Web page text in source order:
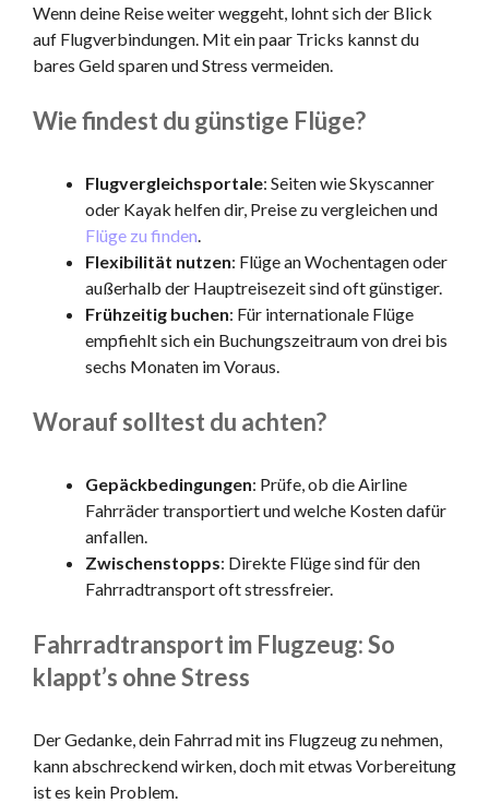
Wenn deine Reise weiter weggeht, lohnt sich der Blick
auf Flugverbindungen. Mit ein paar Tricks kannst du
bares Geld sparen und Stress vermeiden.
Wie findest du günstige Flüge?
Flugvergleichsportale: Seiten wie Skyscanner
oder Kayak helfen dir, Preise zu vergleichen und
Flüge zu finden.
Flexibilität nutzen: Flüge an Wochentagen oder
außerhalb der Hauptreisezeit sind oft günstiger.
Frühzeitig buchen: Für internationale Flüge
empfiehlt sich ein Buchungszeitraum von drei bis
sechs Monaten im Voraus.
Worauf solltest du achten?
Gepäckbedingungen: Prüfe, ob die Airline
Fahrräder transportiert und welche Kosten dafür
anfallen.
Zwischenstopps: Direkte Flüge sind für den
Fahrradtransport oft stressfreier.
Fahrradtransport im Flugzeug: So
klappt’s ohne Stress
Der Gedanke, dein Fahrrad mit ins Flugzeug zu nehmen,
kann abschreckend wirken, doch mit etwas Vorbereitung
ist es kein Problem.